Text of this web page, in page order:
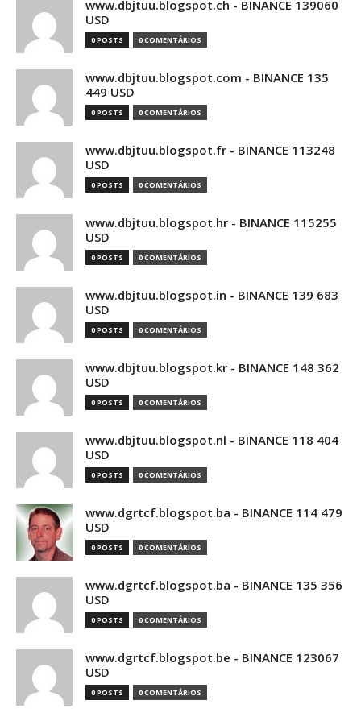
www.dbjtuu.blogspot.ch - BINANCE 139060
USD
0 POSTS 0 COMENTÁRIOS
www.dbjtuu.blogspot.com - BINANCE 135
449 USD
0 POSTS 0 COMENTÁRIOS
www.dbjtuu.blogspot.fr - BINANCE 113248
USD
0 POSTS 0 COMENTÁRIOS
www.dbjtuu.blogspot.hr - BINANCE 115255
USD
0 POSTS 0 COMENTÁRIOS
www.dbjtuu.blogspot.in - BINANCE 139 683
USD
0 POSTS 0 COMENTÁRIOS
www.dbjtuu.blogspot.kr - BINANCE 148 362
USD
0 POSTS 0 COMENTÁRIOS
www.dbjtuu.blogspot.nl - BINANCE 118 404
USD
0 POSTS 0 COMENTÁRIOS
www.dgrtcf.blogspot.ba - BINANCE 114 479
USD
0 POSTS 0 COMENTÁRIOS
www.dgrtcf.blogspot.ba - BINANCE 135 356
USD
0 POSTS 0 COMENTÁRIOS
www.dgrtcf.blogspot.be - BINANCE 123067
USD
0 POSTS 0 COMENTÁRIOS